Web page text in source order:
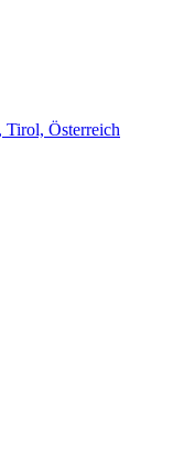
Tirol, Österreich